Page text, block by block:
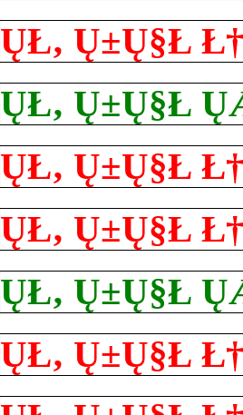
Ų­Ł‚ Ų±Ų§Ł
Ų­Ł‚ Ų±Ų§Ł
Ų­Ł‚ Ų±Ų§Ł
Ų­Ł‚ Ų±Ų§Ł
Ų­Ł‚ Ų±Ų§Ł
Ų­Ł‚ Ų±Ų§Ł